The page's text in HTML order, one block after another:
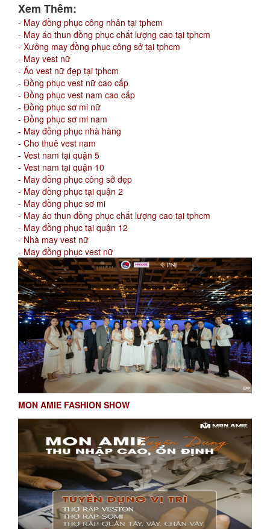
Xem Thêm:
- May đồng phục công nhân tại tphcm
- May áo thun đồng phục chất lượng cao tại tphcm
- Xưởng may đồng phục công sở tại tphcm
- May vest nữ
- Áo vest nữ đẹp tại tphcm
- Đồng phục vest nữ cao cấp
- Đồng phục vest nam cao cấp
- Đồng phục sơ mi nữ
- Đồng phục sơ mi nam
- May đồng phục nhà hàng
- Cho thuê vest nam
- Vest nam tại quận 5
- Vest nam tại quận 10
- May đồng phục công sở đẹp
- May đồng phục tại quận 2
- May đồng phục sơ mi
- May áo thun đồng phục chất lượng cao tại tphcm
- May đồng phục tại quận 12
- Nhà may vest nữ
- May đồng phục vest nữ
MON AMIE FASHION SHOW